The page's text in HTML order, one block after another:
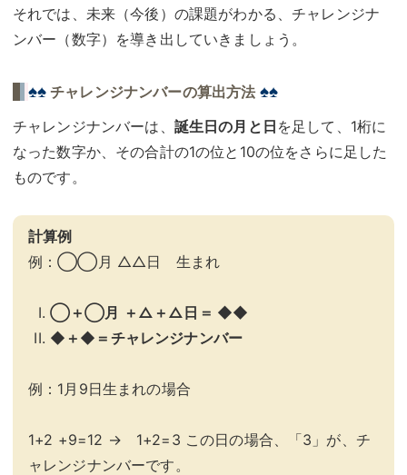
それでは、未来（今後）の課題がわかる、チャレンジナ
ンバー（数字）を導き出していきましょう。
♠♠チャレンジナンバーの算出方法 ♠♠
チャレンジナンバーは、 誕生日の月と日 を足して、1桁に
なった数字か、その合計の1の位と10の位をさらに足した
ものです。
計算例
例：◯◯月 △△日 生まれ
◯＋◯月 ＋△＋△日＝ ◆◆
◆＋◆＝チャレンジナンバー
例：1月9日生まれの場合
1+2 +9=12 → 1+2=3 この日の場合、「3」が、チ
ャレンジナンバーです。